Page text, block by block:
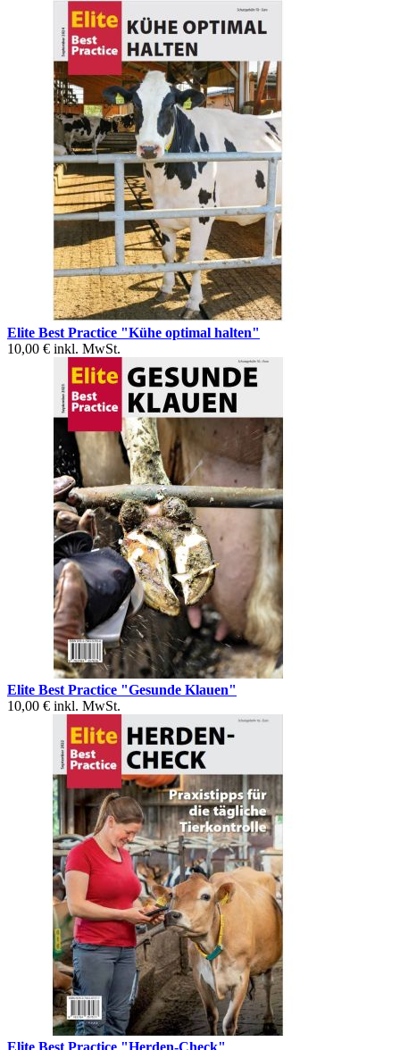
Elite Best Practice "Kühe optimal halten"
10,00 € inkl. MwSt.
Elite Best Practice "Gesunde Klauen"
10,00 € inkl. MwSt.
Elite Best Practice "Herden-Check"